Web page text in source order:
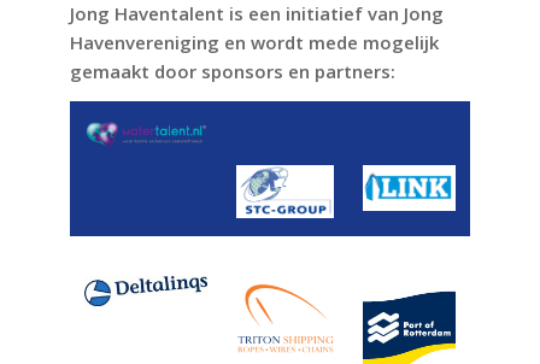
Jong Haventalent is een initiatief van Jong
Havenvereniging en wordt mede mogelijk
gemaakt door sponsors en partners: